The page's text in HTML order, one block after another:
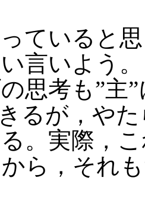
っていると
言いよう。
思考も”主
るが，や
。実際，
ら，それ